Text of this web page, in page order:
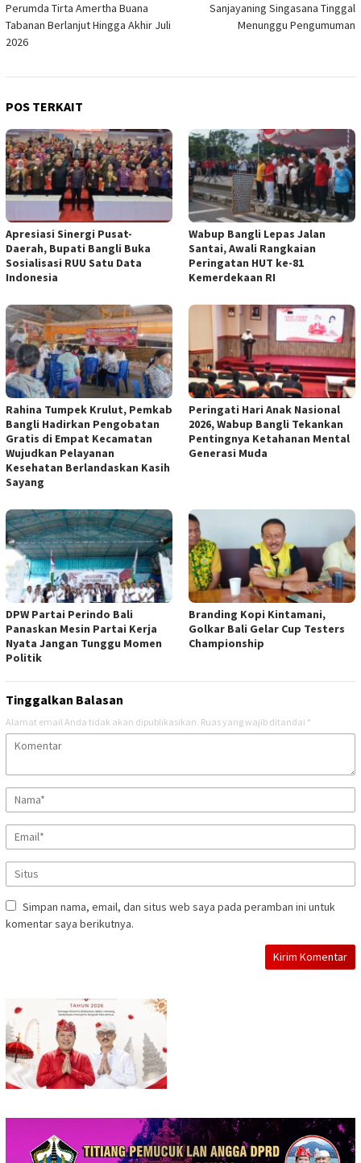
Perumda Tirta Amertha Buana
Tabanan Berlanjut Hingga Akhir Juli
2026
Sanjayaning Singasana Tinggal
Menunggu Pengumuman
POS TERKAIT
Apresiasi Sinergi Pusat-
Daerah, Bupati Bangli Buka
Sosialisasi RUU Satu Data
Indonesia
Wabup Bangli Lepas Jalan
Santai, Awali Rangkaian
Peringatan HUT ke-81
Kemerdekaan RI
Rahina Tumpek Krulut, Pemkab
Bangli Hadirkan Pengobatan
Gratis di Empat Kecamatan
Wujudkan Pelayanan
Kesehatan Berlandaskan Kasih
Sayang
Peringati Hari Anak Nasional
2026, Wabup Bangli Tekankan
Pentingnya Ketahanan Mental
Generasi Muda
DPW Partai Perindo Bali
Panaskan Mesin Partai Kerja
Nyata Jangan Tunggu Momen
Politik
Branding Kopi Kintamani,
Golkar Bali Gelar Cup Testers
Championship
Tinggalkan Balasan
Alamat email Anda tidak akan dipublikasikan. Ruas yang wajib ditandai *
Simpan nama, email, dan situs web saya pada peramban ini untuk
komentar saya berikutnya.